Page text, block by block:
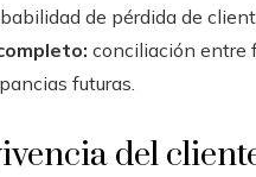
de pérdida de
conciliación entre
futuras.
del